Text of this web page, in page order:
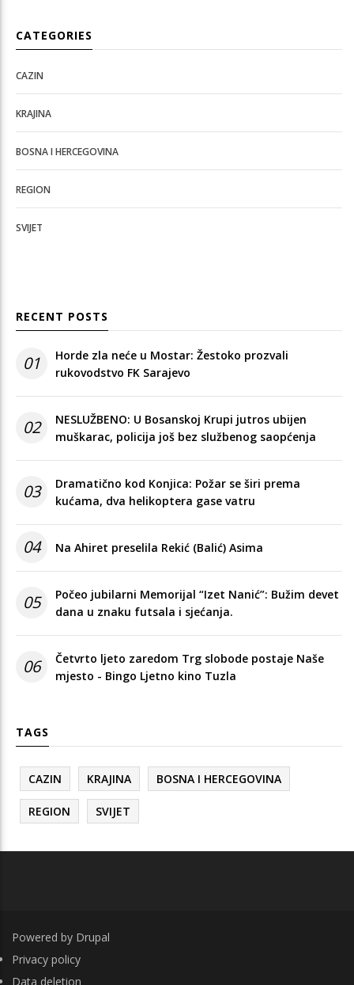
CATEGORIES
CAZIN
KRAJINA
BOSNA I HERCEGOVINA
REGION
SVIJET
RECENT POSTS
01
Horde zla neće u Mostar: Žestoko prozvali
rukovodstvo FK Sarajevo
02
NESLUŽBENO: U Bosanskoj Krupi jutros ubijen
muškarac, policija još bez službenog saopćenja
03
Dramatično kod Konjica: Požar se širi prema
kućama, dva helikoptera gase vatru
04 Na Ahiret preselila Rekić (Balić) Asima
05
Počeo jubilarni Memorijal “Izet Nanić”: Bužim devet
dana u znaku futsala i sjećanja.
06
Četvrto ljeto zaredom Trg slobode postaje Naše
mjesto - Bingo Ljetno kino Tuzla
TAGS
CAZIN KRAJINA BOSNA I HERCEGOVINA
REGION SVIJET
Powered by Drupal
FOOTER
Privacy policy
Data deletion